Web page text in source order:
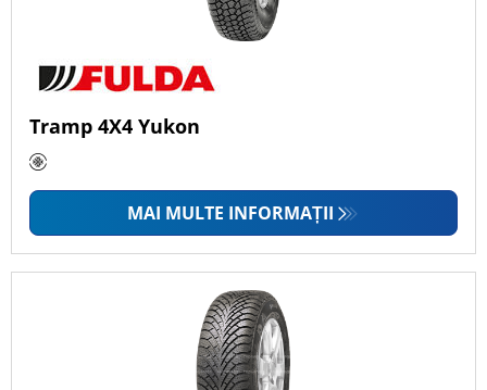
Tramp 4X4 Yukon
MAI MULTE INFORMAȚII